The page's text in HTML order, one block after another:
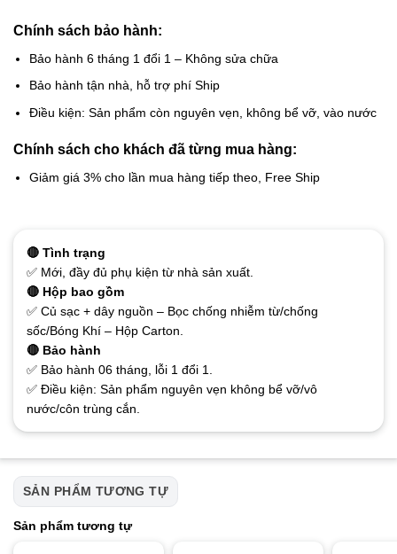
Chính sách bảo hành:
Bảo hành 6 tháng 1 đổi 1 – Không sửa chữa
Bảo hành tận nhà, hỗ trợ phí Ship
Điều kiện: Sản phẩm còn nguyên vẹn, không bể vỡ, vào nước
Chính sách cho khách đã từng mua hàng:
Giảm giá 3% cho lần mua hàng tiếp theo, Free Ship
🔴 Tình trạng
✅ Mới, đầy đủ phụ kiện từ nhà sản xuất.
🔴 Hộp bao gồm
✅ Củ sạc + dây nguồn – Bọc chống nhiễm từ/chống
sốc/Bóng Khí – Hộp Carton.
🔴 Bảo hành
✅ Bảo hành 06 tháng, lỗi 1 đổi 1.
✅ Điều kiện: Sản phẩm nguyên vẹn không bể vỡ/vô
nước/côn trùng cắn.
SẢN PHẨM TƯƠNG TỰ
Sản phẩm tương tự